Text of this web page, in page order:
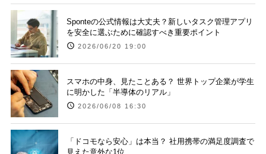
Sponteの公式情報は大丈夫？新しいタスク管理アプリ
を安全に選ぶために確認すべき重要ポイント
2026/06/20 19:00
スマホの中身、見たことある？ 世界トップ企業が学生
に明かした「半導体のリアル」
2026/06/08 16:30
「ドコモなら安心」は本当？ 社用携帯の満足度調査で
見えた意外な1位